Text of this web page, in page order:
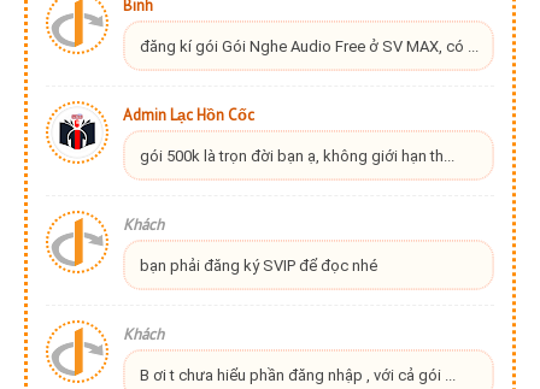
Binh
đăng kí gói Gói Nghe Audio Free ở SV MAX, có ...
Admin Lạc Hồn Cốc
gói 500k là trọn đời bạn ạ, không giới hạn th...
Khách
bạn phải đăng ký SVIP để đọc nhé
Khách
B ơi t chưa hiểu phần đăng nhập , với cả gói ...